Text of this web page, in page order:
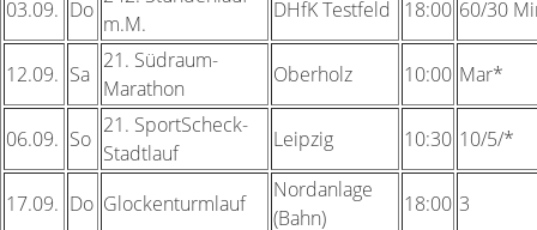
03.09. Do
m.M.
DHfK Testfeld 18:00 60/30
12.09. Sa
21. Südraum-
Marathon
Oberholz 10:00 Mar*
06.09. So
21. SportScheck-
Stadtlauf
Leipzig 10:30 10/5/*
17.09. Do Glockenturmlauf
Nordanlage
(Bahn)
18:00 3